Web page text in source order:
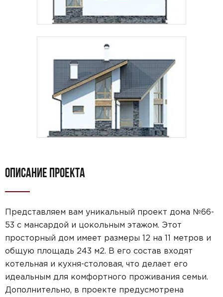
ОПИСАНИЕ ПРОЕКТА
Представляем вам уникальный проект дома №66-
53 с мансардой и цокольным этажом. Этот
просторный дом имеет размеры 12 на 11 метров и
общую площадь 243 м2. В его состав входят
котельная и кухня-столовая, что делает его
идеальным для комфортного проживания семьи.
Дополнительно, в проекте предусмотрена